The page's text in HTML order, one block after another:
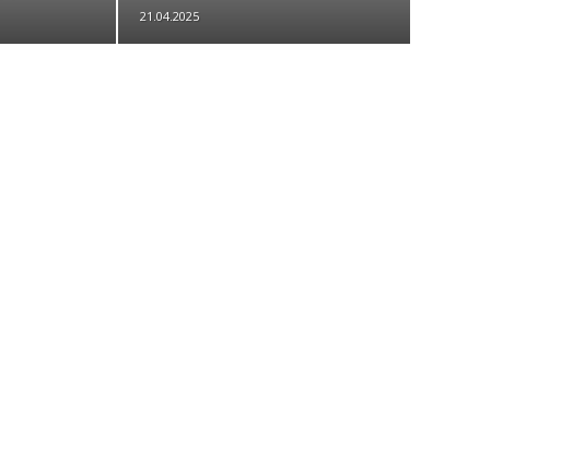
21.04.2025